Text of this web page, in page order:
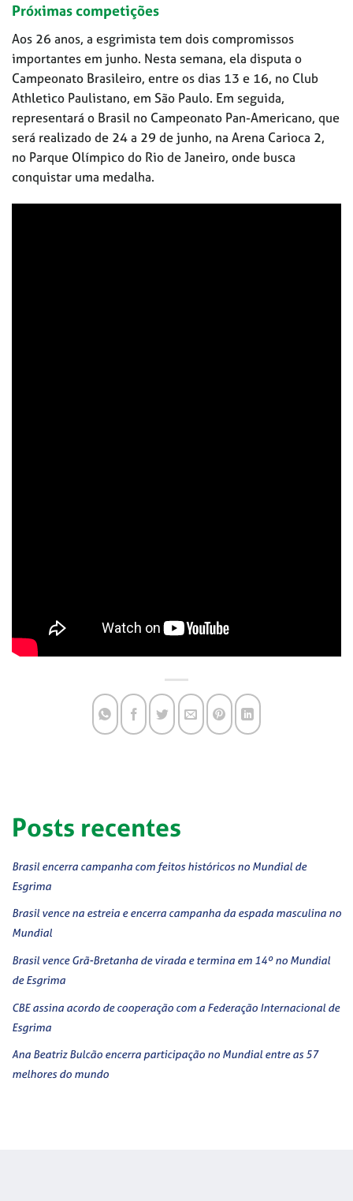
Próximas competições
Aos 26 anos, a esgrimista tem dois compromissos
importantes em junho. Nesta semana, ela disputa o
Campeonato Brasileiro, entre os dias 13 e 16, no Club
Athletico Paulistano, em São Paulo. Em seguida,
representará o Brasil no Campeonato Pan-Americano, que
será realizado de 24 a 29 de junho, na Arena Carioca 2,
no Parque Olímpico do Rio de Janeiro, onde busca
conquistar uma medalha.
Posts recentes
Brasil encerra campanha com feitos históricos no Mundial de
Esgrima
Brasil vence na estreia e encerra campanha da espada masculina no
Mundial
Brasil vence Grã-Bretanha de virada e termina em 14º no Mundial
de Esgrima
CBE assina acordo de cooperação com a Federação Internacional de
Esgrima
Ana Beatriz Bulcão encerra participação no Mundial entre as 57
melhores do mundo